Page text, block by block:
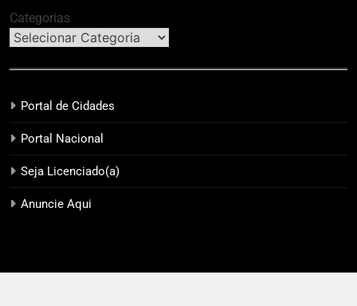
Categorias
Portal de Cidades
Portal Nacional
Seja Licenciado(a)
Anuncie Aqui